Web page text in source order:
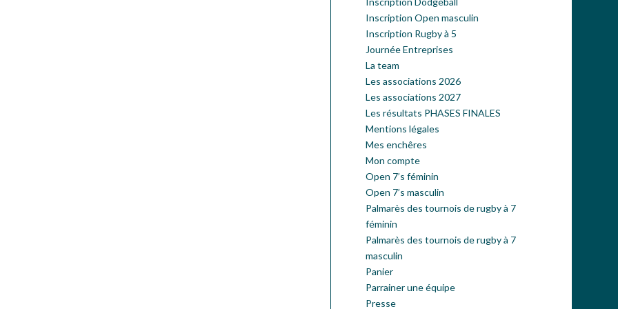
Inscription Open masculin
Inscription Rugby à 5
Journée Entreprises
La team
Les associations 2026
Les associations 2027
Les résultats PHASES FINALES
Mentions légales
Mes enchêres
Mon compte
Open 7’s féminin
Open 7’s masculin
Palmarès des tournois de rugby à 7
féminin
Palmarès des tournois de rugby à 7
masculin
Panier
Parrainer une équipe
Presse